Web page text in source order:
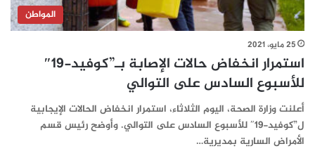
المواطن
25 مايو، 2021
استمرار انخفاض حالات الإصابة بـ”كوفيد-19″
للأسبوع السادس على التوالي
أعلنت وزارة الصحة، اليوم الثلاثاء، استمرار انخفاض الحالات الإيجابية
ل”كوفيد-19″ للأسبوع السادس على التوالي. وأوضح رئيس قسم
الأمراض السارية بمديرية…